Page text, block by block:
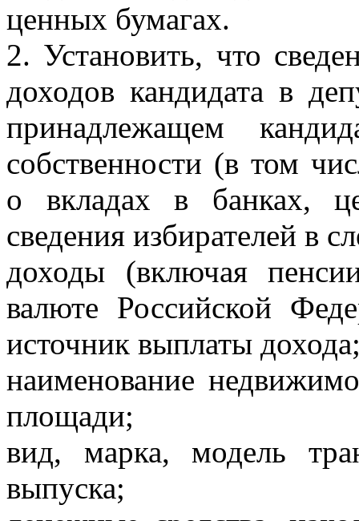
ценных бумагах.
2. Установить, что
доходов кандидата в
принадлежащем
собственности (в том
о вкладах в банках,
сведения избирателей в
доходы (включая
валюте Российской
источник выплаты
наименование
площади;
вид, марка, модель
выпуска;